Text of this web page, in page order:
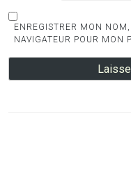
ENREGISTRER MON
NAVIGATEUR POUR MON